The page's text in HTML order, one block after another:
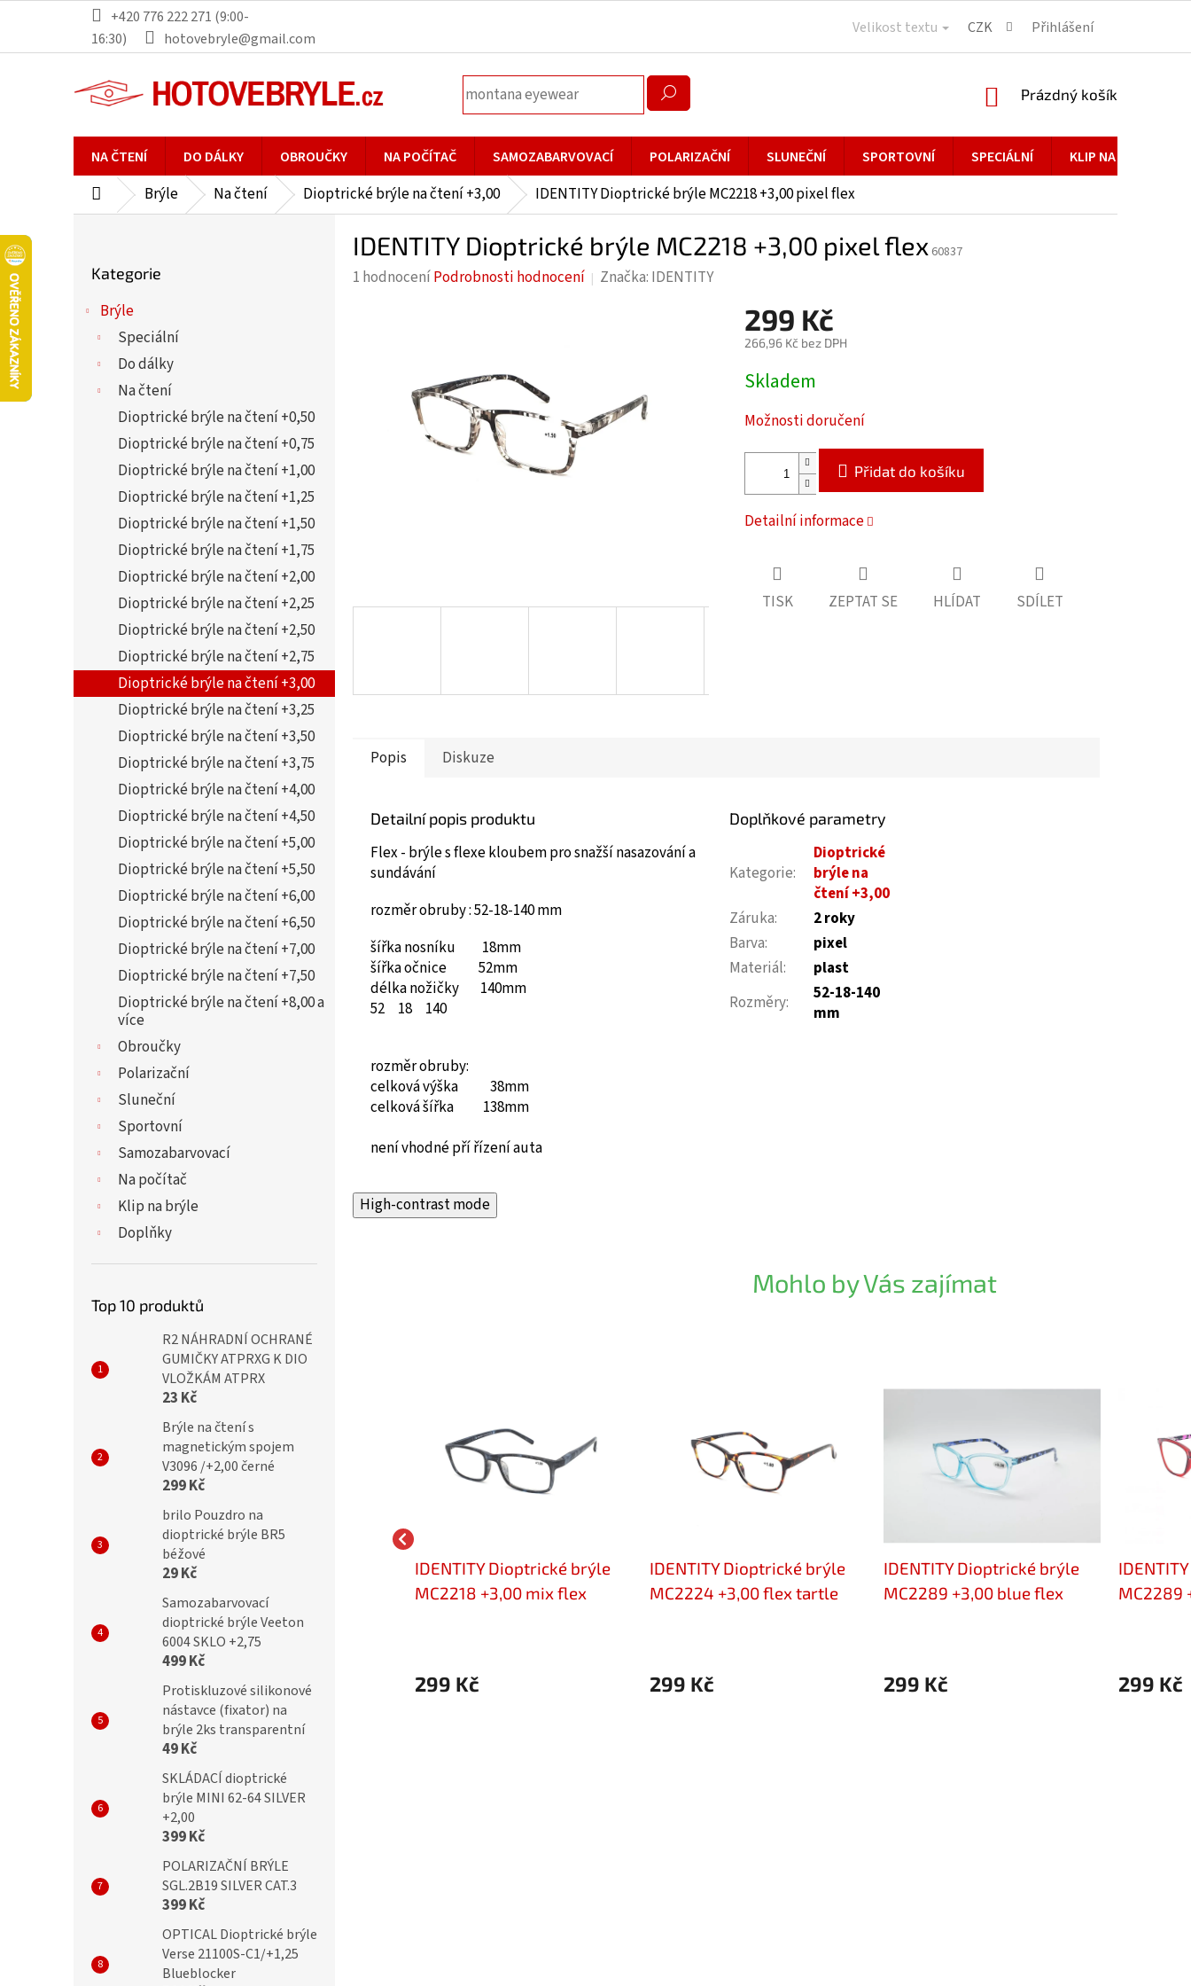
obsah
+420 776 222 271 (9:00-
16:30)
hotovebryle@gmail.com
Velikost textu CZK Přihlášení
NÁKUPNÍ
Prázdný košík
NA ČTENÍ DO DÁLKY OBROUČKY NA POČÍTAČ SAMOZABARVOVACÍ POLARIZAČNÍ SLUNEČNÍ SPORTOVNÍ SPECIÁLNÍ KLIP NA BRÝLE
DomůBrýle Na čtení Dioptrické brýle na čtení +3,00 IDENTITY Dioptrické brýle MC2218 +3,00 pixel flex
kategorie
Kategorie
Brýle
Speciální
Do dálky
Na čtení
Dioptrické brýle na čtení +0,50
Dioptrické brýle na čtení +0,75
Dioptrické brýle na čtení +1,00
Dioptrické brýle na čtení +1,25
Dioptrické brýle na čtení +1,50
Dioptrické brýle na čtení +1,75
Dioptrické brýle na čtení +2,00
Dioptrické brýle na čtení +2,25
Dioptrické brýle na čtení +2,50
Dioptrické brýle na čtení +2,75
Dioptrické brýle na čtení +3,00
Dioptrické brýle na čtení +3,25
Dioptrické brýle na čtení +3,50
Dioptrické brýle na čtení +3,75
Dioptrické brýle na čtení +4,00
Dioptrické brýle na čtení +4,50
Dioptrické brýle na čtení +5,00
Dioptrické brýle na čtení +5,50
Dioptrické brýle na čtení +6,00
Dioptrické brýle na čtení +6,50
Dioptrické brýle na čtení +7,00
Dioptrické brýle na čtení +7,50
Dioptrické brýle na čtení +8,00 a
více
Obroučky
Polarizační
Sluneční
Sportovní
Samozabarvovací
Na počítač
Klip na brýle
Doplňky
Top 10 produktů
R2 NÁHRADNÍ OCHRANÉ
GUMIČKY ATPRXG K DIO
VLOŽKÁM ATPRX
23 Kč
Brýle na čtení s
magnetickým spojem
V3096 /+2,00 černé
299 Kč
brilo Pouzdro na
dioptrické brýle BR5
béžové
29 Kč
Samozabarvovací
dioptrické brýle Veeton
6004 SKLO +2,75
499 Kč
Protiskluzové silikonové
nástavce (fixator) na
brýle 2ks transparentní
49 Kč
SKLÁDACÍ dioptrické
brýle MINI 62-64 SILVER
+2,00
399 Kč
POLARIZAČNÍ BRÝLE
SGL.2B19 SILVER CAT.3
399 Kč
OPTICAL Dioptrické brýle
Verse 21100S-C1/+1,25
Blueblocker
IDENTITY Dioptrické brýle MC2218 +3,00 pixel flex 60837
Průměrné
hvězdiček.
1 hodnoceníPodrobnosti hodnocení Značka: IDENTITY
299 Kč
266,96 Kč bez DPH
Měrná
cena:
Skladem
Možnosti doručení
Přidat do košíku
Detailní informace
TISK ZEPTAT SE HLÍDAT SDÍLET
Popis Diskuze
Detailní popis produktu
Flex - brýle s flexe kloubem pro snažší nasazování a
sundávání
rozměr obruby : 52-18-140 mm
šířka nosníku 18mm
šířka očnice 52mm
délka nožičky 140mm
52
18 140
rozměr obruby:
celková výška 38mm
celková šířka 138mm
není vhodné pří řízení auta
Doplňkové parametry
Kategorie:
Dioptrické
brýle na
čtení +3,00
Záruka:
2 roky
Barva:
pixel
Materiál:
plast
Rozměry:
52-18-140
mm
High-contrast mode
Mohlo by Vás zajímat
IDENTITY Dioptrické brýle
MC2286 +3,00 green flex
299 Kč
IDENTITY Dioptrické brýle
MC2218 +3,00 mix flex
299 Kč
IDENTITY Dioptrické brýle
MC2224 +3,00 flex tartle
299 Kč
IDENTITY Dioptrické brýle
MC2289 +3,00 blue flex
299 Kč
MC2289
299 Kč